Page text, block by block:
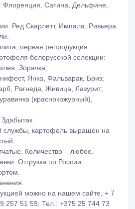
Флоренция, Сатина, Дельфине,
Ред Скарлетт, Импала, Ривьера
первая репродукция.
белорусской селекции:
Зорачка,
Янка, Фальварак, Бриз;
Рагнеда, Живица, Лазурит;
(краснокожурный),
службы, картофель выращен на
Количество – любое.
Отгрузка по России
можно на нашем сайте, + 7
257 51 59, Тел.: +375 25 744 73